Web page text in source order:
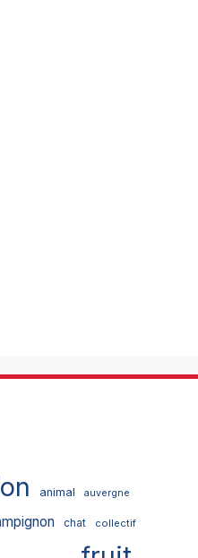
animal auvergne
chat collectif